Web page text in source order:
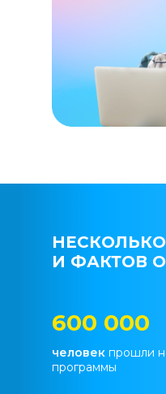
И ФАКТОВ
600 000
человек прошли
программы